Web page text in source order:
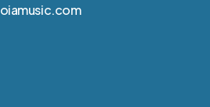
oiamusic.com